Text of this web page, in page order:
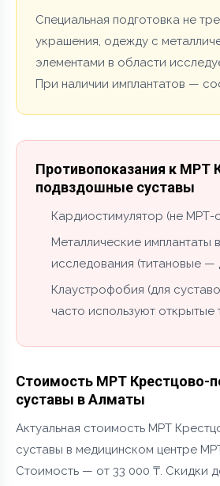
Специальная подготовка не
украшения, одежду с
элементами в области
При наличии имплантатов —
Противопоказания к МРТ
подвздошные суставы
Кардиостимулятор (не МРТ-
Металлические имплантаты
исследования (титановые —
Клаустрофобия (для
часто используют
Стоимость МРТ Крестцово-
суставы в Алматы
Актуальная стоимость МРТ
суставы в медицинском центре
Стоимость — от 33 000 ₸. Скидки